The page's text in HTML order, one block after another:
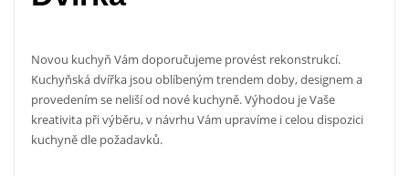
Novou kuchyň Vám doporučujeme provést rekonstrukcí.
Kuchyňskádvířkajsou oblíbeným trendem doby, designem a
provedením se neliší od nové kuchyně. Výhodou je Vaše
kreativita při výběru, v návrhu Vám upravíme i celou dispozici
kuchyně dle požadavků.